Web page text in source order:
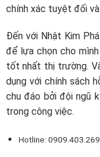
chính xác tuyệt đối
Đến với Nhật Kim
để lựa chọn cho
tốt nhất thị trường.
dụng với chính sách
chu đáo bởi đội ngũ
trong công việc.
Hotline: 0909.403.269